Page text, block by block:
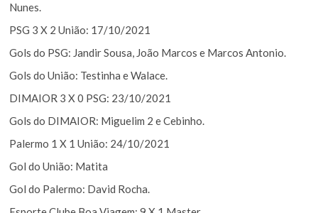
Nunes.
PSG 3 X 2 União: 17/10/2021
Gols do PSG: Jandir Sousa, João Marcos e Marcos Antonio.
Gols do União: Testinha e Walace.
DIMAIOR 3 X 0 PSG: 23/10/2021
Gols do DIMAIOR: Miguelim 2 e Cebinho.
Palermo 1 X 1 União: 24/10/2021
Gol do União: Matita
Gol do Palermo: David Rocha.